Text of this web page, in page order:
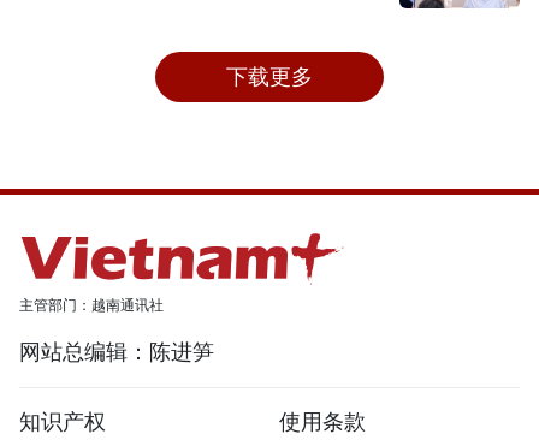
下载更多
主管部门：越南通讯社
网站总编辑：陈进笋
知识产权
使用条款